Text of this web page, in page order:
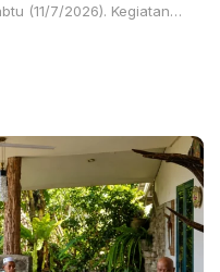
(11/7/2026). Kegiatan